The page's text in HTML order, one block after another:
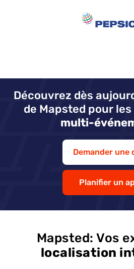
Découvrez dès
de Mapsted pour les
multi-
Demander une
Planifier un
Mapsted: Vos
localisation